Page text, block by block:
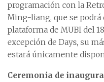
programación con la
Ming-liang, que se podrá
plataforma de MUBI del
excepción de Days, su
estará únicamente
Ceremonia de